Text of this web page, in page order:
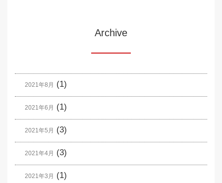
Archive
2021年8月 (1)
2021年6月 (1)
2021年5月 (3)
2021年4月 (3)
2021年3月 (1)